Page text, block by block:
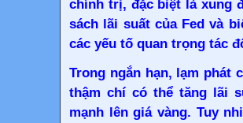
chính trị, đặc biệt là xung
sách lãi suất của Fed và
các yếu tố quan trọng tác
Trong ngắn hạn, lạm phát
thậm chí có thể tăng lãi
mạnh lên giá vàng. Tuy